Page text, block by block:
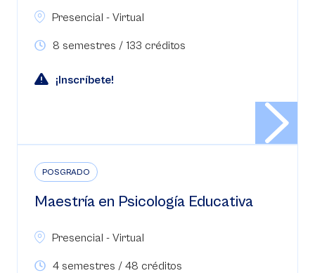
Presencial - Virtual
8 semestres / 133 créditos
¡Inscríbete!
POSGRADO
Maestría en Psicología Educativa
Presencial - Virtual
4 semestres / 48 créditos